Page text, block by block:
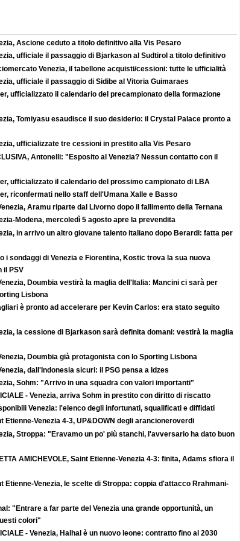
Ascione ceduto a titolo definitivo alla Vis Pesaro
ufficiale il passaggio di Bjarkason al Sudtirol a titolo definitivo
Venezia, il tabellone acquisti/cessioni: tutte le ufficialità
ufficiale il passaggio di Sidibe al Vitoria Guimaraes
ufficializzato il calendario del precampionato della formazione
Tomiyasu esaudisce il suo desiderio: il Crystal Palace pronto a
ufficializzate tre cessioni in prestito alla Vis Pesaro
Antonelli: "Esposito al Venezia? Nessun contatto con il
ufficializzato il calendario del prossimo campionato di LBA
riconfermati nello staff dell'Umana Xalle e Basso
Aramu riparte dal Livorno dopo il fallimento della Ternana
Modena, mercoledì 5 agosto apre la prevendita
in arrivo un altro giovane talento italiano dopo Berardi: fatta per
i sondaggi di Venezia e Fiorentina, Kostic trova la sua nuova
il PSV
Doumbia vestirà la maglia dell'Italia: Mancini ci sarà per
Lisbona
è pronto ad accelerare per Kevin Carlos: era stato seguito
la cessione di Bjarkason sarà definita domani: vestirà la maglia
Doumbia già protagonista con lo Sporting Lisbona
dall'Indonesia sicuri: il PSG pensa a Idzes
Sohm: "Arrivo in una squadra con valori importanti"
- Venezia, arriva Sohm in prestito con diritto di riscatto
Venezia: l'elenco degli infortunati, squalificati e diffidati
Etienne-Venezia 4-3, UP&DOWN degli arancioneroverdi
Stroppa: "Eravamo un po' più stanchi, l'avversario ha dato buon
AMICHEVOLE, Saint Etienne-Venezia 4-3: finita, Adams sfiora il
Etienne-Venezia, le scelte di Stroppa: coppia d'attacco Rrahmani-
"Entrare a far parte del Venezia una grande opportunità, un
colori"
- Venezia, Halhal è un nuovo leone: contratto fino al 2030